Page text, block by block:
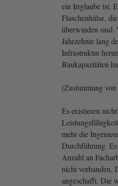
ein Irrglaube ist.
Flaschenhälse,
überwinden sind.
Jahrzehnte lang
Infrastruktur
Baukapazitäten
(Zustimmung
Es existieren
mehr die
Durchführung.
Anzahl an
nicht vorhanden.
angeschafft. Die